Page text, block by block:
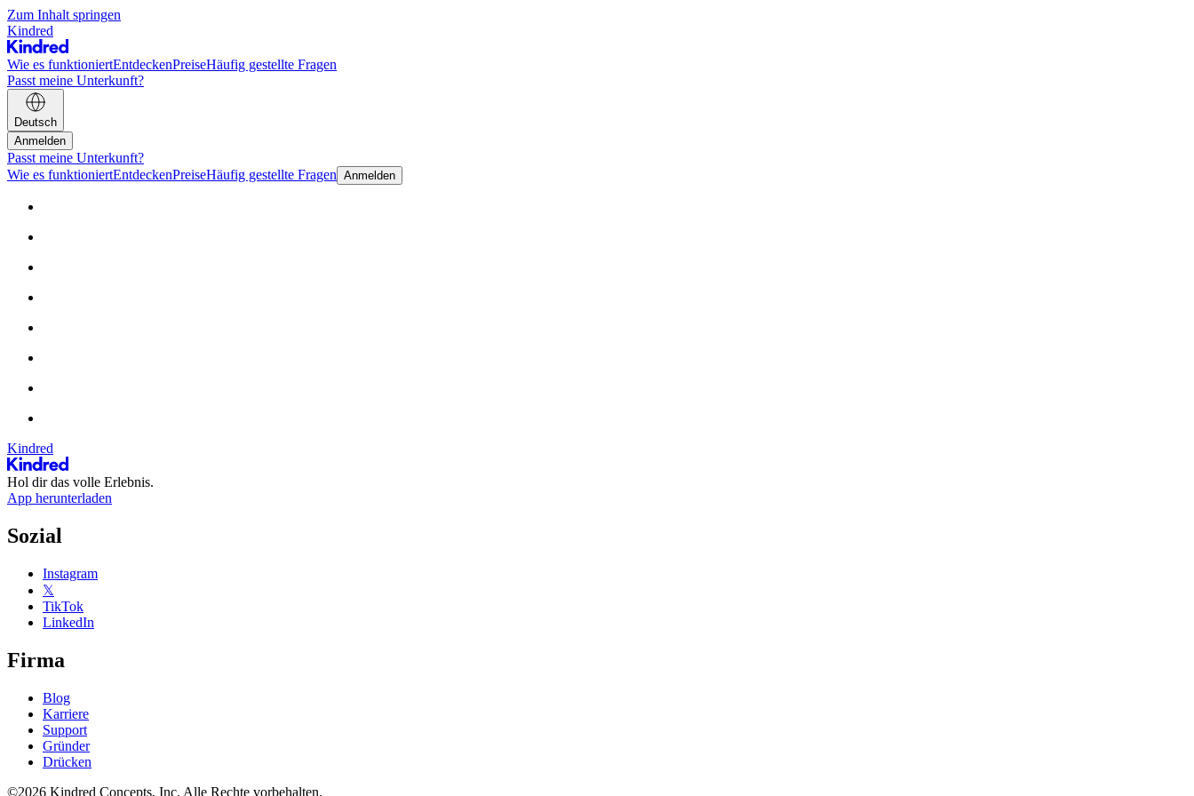
Zum Inhalt springen
Kindred
Wie es funktioniertEntdeckenPreiseHäufig gestellte Fragen
Passt meine Unterkunft?
Deutsch
Anmelden
Passt meine Unterkunft?
Wie es funktioniertEntdeckenPreiseHäufig gestellte Fragen Anmelden
Kindred
Hol dir das volle Erlebnis.
App herunterladen
Sozial
Instagram
𝕏
TikTok
LinkedIn
Firma
Blog
Karriere
Support
Gründer
Drücken
©2026 Kindred Concepts, Inc. Alle Rechte vorbehalten.